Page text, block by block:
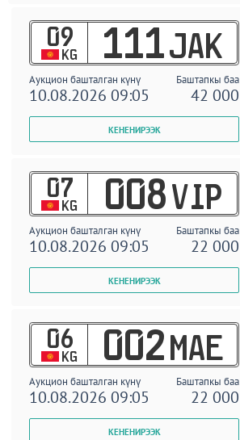
09
KG 111 JAK
Аукцион башталган күнү Баштапкы баа
10.08.2026 09:05 42 000
07
KG 008 VIP
Аукцион башталган күнү Баштапкы баа
10.08.2026 09:05 22 000
06
KG 002 MAE
Аукцион башталган күнү Баштапкы баа
10.08.2026 09:05 22 000